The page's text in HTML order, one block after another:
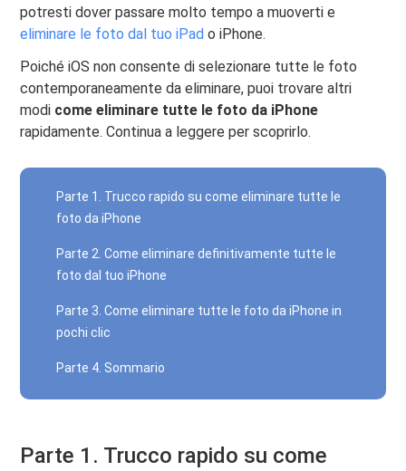
potresti dover passare molto tempo a muoverti e
eliminare le foto dal tuo iPad o iPhone.
Poiché iOS non consente di selezionare tutte le foto
contemporaneamente da eliminare, puoi trovare altri
modi come eliminare tutte le foto da iPhone
rapidamente. Continua a leggere per scoprirlo.
Parte 1. Trucco rapido su come eliminare tutte le
foto da iPhone
Parte 2. Come eliminare definitivamente tutte le
foto dal tuo iPhone
Parte 3. Come eliminare tutte le foto da iPhone in
pochi clic
Parte 4. Sommario
Parte 1. Trucco rapido su come